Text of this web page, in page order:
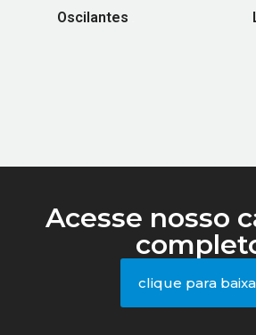
Oscilantes
Acesse nosso
clique para